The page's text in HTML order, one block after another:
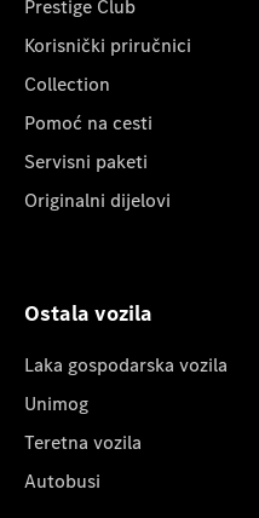
Prestige Club
Korisnički priručnici
Collection
Pomoć na cesti
Servisni paketi
Originalni dijelovi
Ostala vozila
Laka gospodarska vozila
Unimog
Teretna vozila
Autobusi